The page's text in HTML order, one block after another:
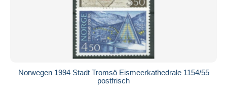
Norwegen 1994 Stadt Tromsö Eismeerkathedrale 1154/55
postfrisch